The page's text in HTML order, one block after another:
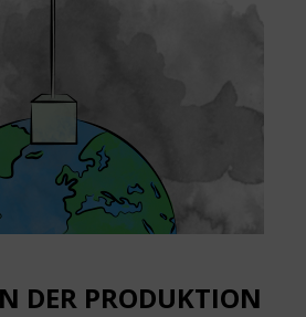
DER PRODUKTION